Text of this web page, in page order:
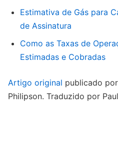
Estimativa de Gás para
de Assinatura
Como as Taxas de
Estimadas e Cobradas
Artigo original publicado
Philipson. Traduzido por